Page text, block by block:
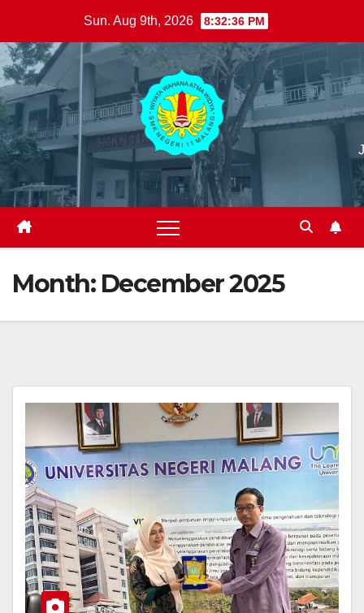
content
Sun. Aug 9th, 2026 8:32:37 PM
Month: December 2025